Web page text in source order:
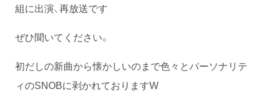
組に出演、再放送です
ぜひ聞いてください。
初だしの新曲から懐かしいのまで色々とパーソナリテ
ィのSNOBに剥かれておりますW